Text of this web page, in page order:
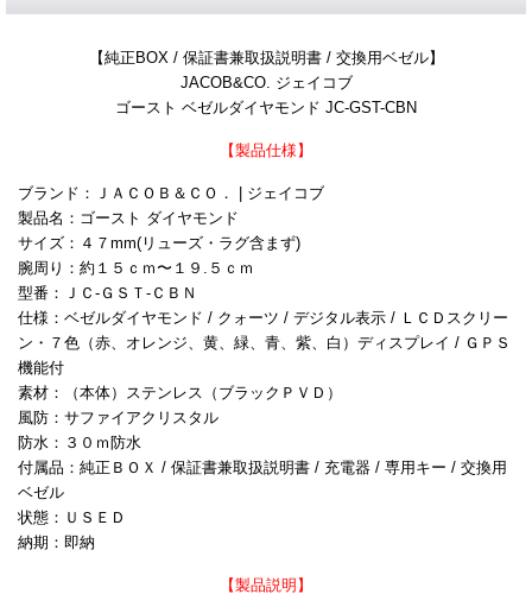
【純正BOX / 保証書兼取扱説明書 / 交換用ベゼル】
JACOB&CO. ジェイコブ
ゴースト ベゼルダイヤモンド JC-GST-CBN
【製品仕様】
ブランド：ＪＡＣＯＢ＆ＣＯ． | ジェイコブ
製品名：ゴースト ダイヤモンド
サイズ：４７mm(リューズ・ラグ含まず)
腕周り：約１５ｃｍ〜１９.５ｃｍ
型番：ＪＣ-ＧＳＴ-ＣＢＮ
仕様：ベゼルダイヤモンド / クォーツ / デジタル表示 / ＬＣＤスクリー
ン・７色（赤、オレンジ、黄、緑、青、紫、白）ディスプレイ / ＧＰＳ
機能付
素材：（本体）ステンレス（ブラックＰＶＤ）
風防：サファイアクリスタル
防水：３０ｍ防水
付属品：純正ＢＯＸ / 保証書兼取扱説明書 / 充電器 / 専用キー / 交換用
ベゼル
状態：ＵＳＥＤ
納期：即納
【製品説明】